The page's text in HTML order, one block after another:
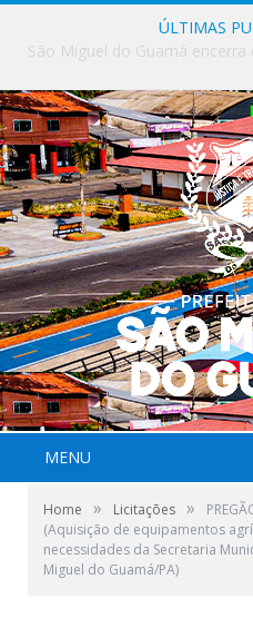
ÚLTIMAS
MENU
Home » Licitações »
(Aquisição de equipamentos
necessidades da Secretaria
Miguel do Guamá/PA)